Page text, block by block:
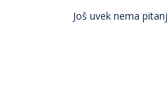
Još uvek nema